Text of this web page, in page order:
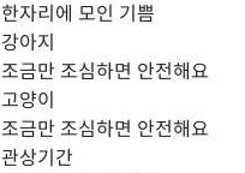
한자리에 모인 기쁨
강아지
조금만 조심하면 안전해요
고양이
조금만 조심하면 안전해요
관상기간